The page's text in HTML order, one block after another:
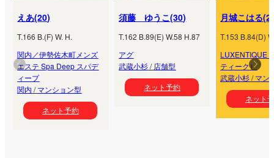
えあ(20)
T.166 B.(F) W. H.
関内／伊勢佐木町メンズ
エステ Spa Deep スパデ
ィープ
関内 /マンション型
ネット予約
須藤 ゆうこ(30)
T.162 B.89(E) W.58 H.87
アグ
武蔵小杉/ 店舗型
ネット予約
月城こはる(
T.153 B.84(D)
LUXENTIQUE
ティーク）
武蔵小杉/マン
ネット